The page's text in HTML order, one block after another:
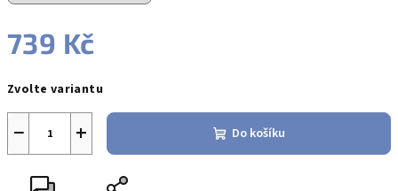
739 Kč
cena:
Zvolte variantu
+
− Do košíku